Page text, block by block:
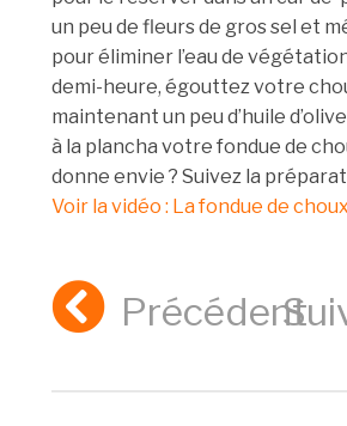
un peu de fleurs de gros sel et
pour éliminer l’eau de
demi-heure, égouttez votre
maintenant un peu d’huile
à la plancha votre fondue de
donne envie ? Suivez la
Voir la vidéo : La fondue de choux
Précédent